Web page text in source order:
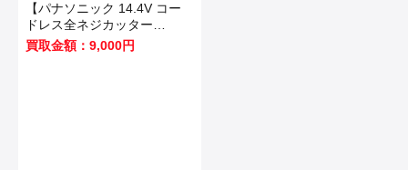
【パナソニック 14.4V コー
ドレス全ネジカッター
EZ4540LZ2S-B 】藤沢市の
お客様から買取させていただ
買取金額：9,000円